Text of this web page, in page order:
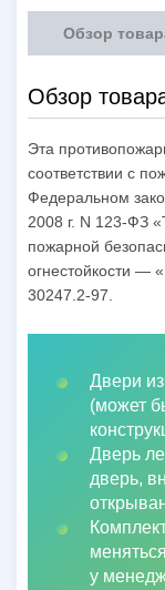
Обзор
Обзор
Эта
соответствии с
Федеральном
2008 г. N 123-ФЗ
пожарной
огнестойкости —
30247.2-97.
Двери
(может
Дверь
дверь,
у